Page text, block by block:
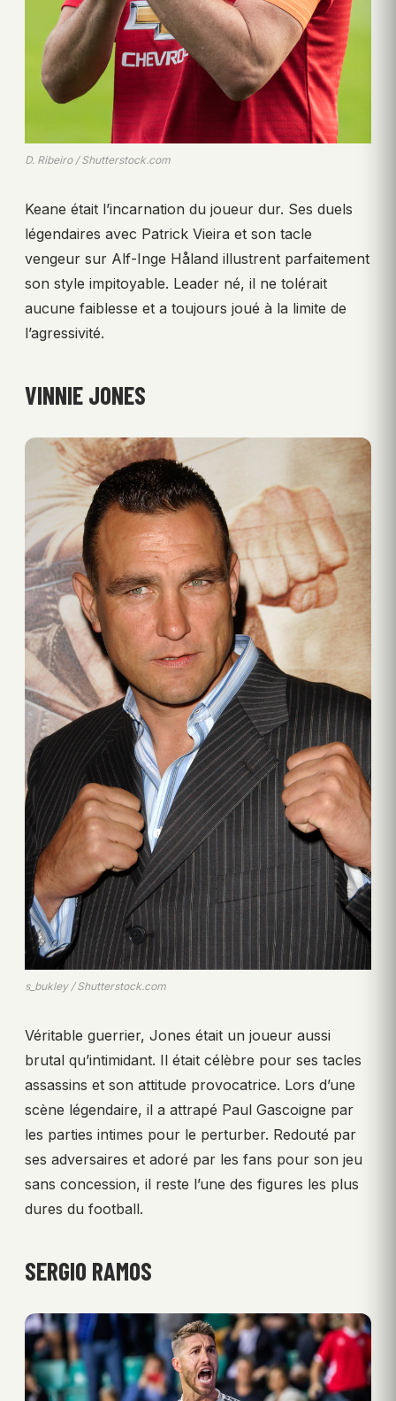
D. Ribeiro / Shutterstock.com
Keane était l’incarnation du joueur dur. Ses duels
légendaires avec Patrick Vieira et son tacle
vengeur sur Alf-Inge Håland illustrent parfaitement
son style impitoyable. Leader né, il ne tolérait
aucune faiblesse et a toujours joué à la limite de
l’agressivité.
VINNIE JONES
s_bukley / Shutterstock.com
Véritable guerrier, Jones était un joueur aussi
brutal qu’intimidant. Il était célèbre pour ses tacles
assassins et son attitude provocatrice. Lors d’une
scène légendaire, il a attrapé Paul Gascoigne par
les parties intimes pour le perturber. Redouté par
ses adversaires et adoré par les fans pour son jeu
sans concession, il reste l’une des figures les plus
dures du football.
SERGIO RAMOS